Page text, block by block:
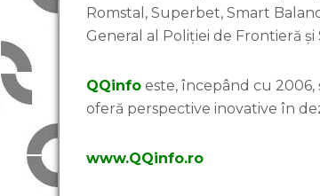
Romstal, Superbet, Smart
General al Poliției de Frontieră
QQinfo este, începând cu 2006,
oferă perspective inovative în
www.QQinfo.ro